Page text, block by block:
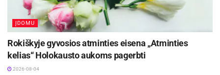
ĮDOMU
Rokiškyje gyvosios atminties eisena „Atminties
kelias“ Holokausto aukoms pagerbti
2026-08-04